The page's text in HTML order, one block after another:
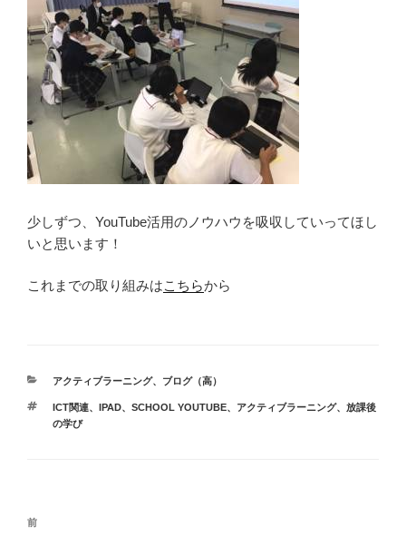
少しずつ、YouTube活用のノウハウを吸収していってほし
いと思います！
これまでの取り組みはこちらから
カ
ゴ
リ
アクティブラーニング、 ブログ（高）
タ
グ
ICT関連、 IPAD、 SCHOOL YOUTUBE、 アクティブラーニング、 放課後
の学び
投
前
前